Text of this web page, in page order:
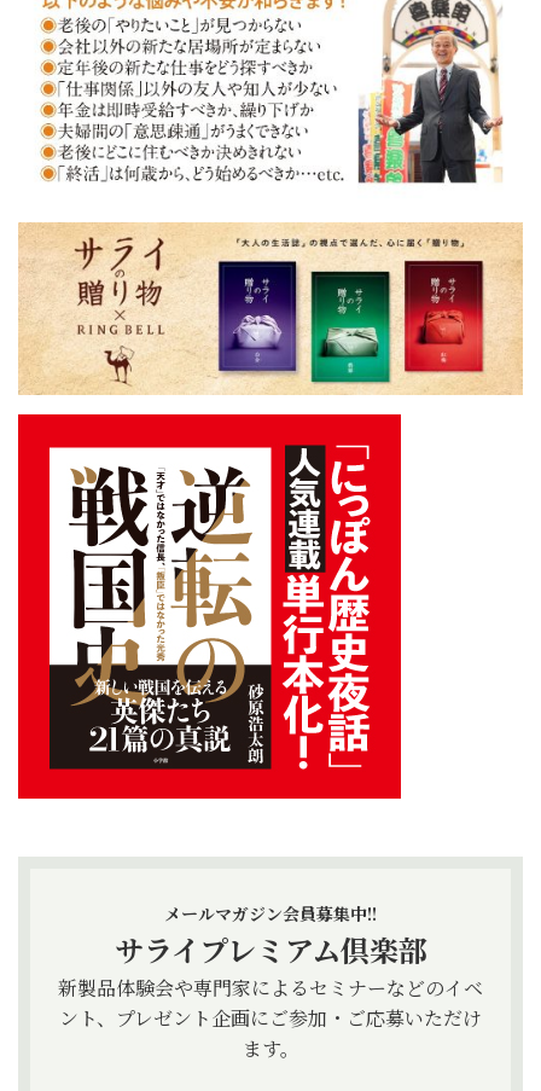
メールマガジン会員募集中!!
サライプレミアム倶楽部
新製品体験会や専門家によるセミナーなどのイベ
ント、プレゼント企画にご参加・ご応募いただけ
ます。